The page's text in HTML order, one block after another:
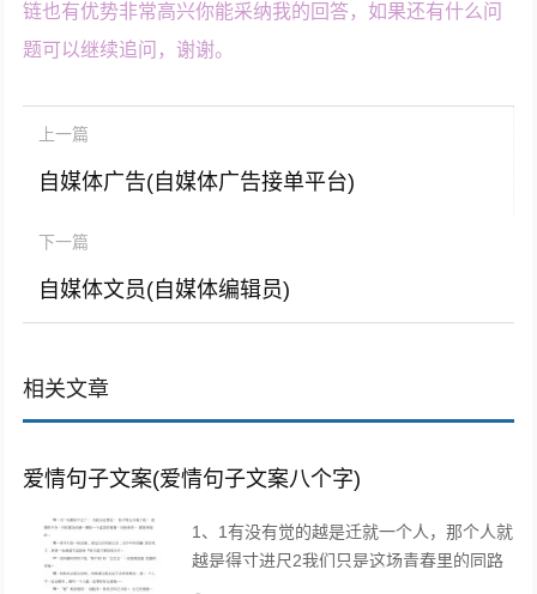
链也有优势非常高兴你能采纳我的回答，如果还有什么问
题可以继续追问，谢谢。
上一篇
自媒体广告(自媒体广告接单平台)
下一篇
自媒体文员(自媒体编辑员)
相关文章
爱情句子文案(爱情句子文案八个字)
1、1有没有觉的越是迁就一个人，那个人就
越是得寸进尺2我们只是这场青春里的同路
者，相伴着走过这一段时光3不属于我的东